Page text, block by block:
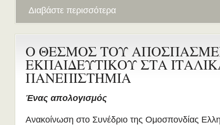
Διαβάστε περισσότερα
Ο ΘΕΣΜΟΣ ΤΟΥ
ΕΚΠΑΙΔΕΥΤΙΚΟΥ ΣΤΑ
ΠΑΝΕΠΙΣΤΗΜΙΑ
Ένας απολογισμός
Ανακοίνωση στο Συνέδριο της Ομοσπονδίας